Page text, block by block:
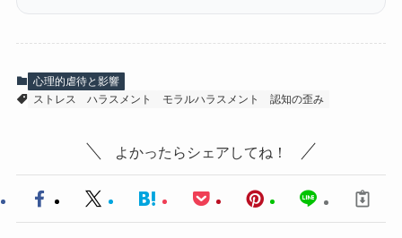
心理的虐待と影響
ストレス
ハラスメント モラルハラスメント 認知の歪み
よかったらシェアしてね！